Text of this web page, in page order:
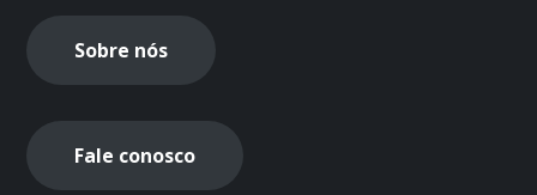
Sobre nós
Fale conosco